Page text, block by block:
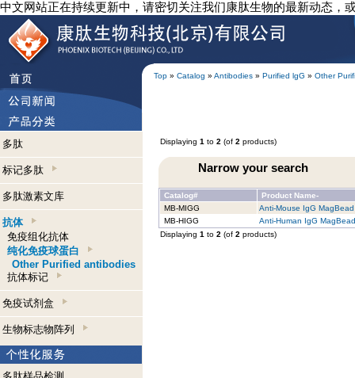
中文网站正在持续更新中，请密切关注我们康肽生物的最新动态，
Top » Catalog » Antibodies » Purified lgG » Other
多肽
标记多肽
多肽激素文库
抗体
免疫组化抗体
纯化免疫球蛋白
Other Purified antibodies
抗体标记
免疫试剂盒
生物标志物阵列
Displaying 1 to 2 (of 2 products)
Narrow your search
Catalog#
Product Name-
MB-MIGG
Anti-Mouse IgG MagBead
MB-HIGG
Anti-Human IgG MagBead
Displaying 1 to 2 (of 2 products)